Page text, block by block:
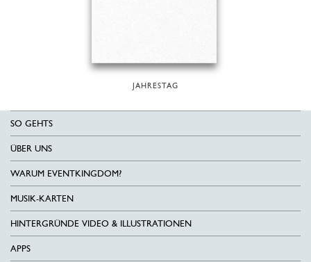
JAHRESTAG
SO GEHTS
ÜBER UNS
WARUM EVENTKINGDOM?
MUSIK-KARTEN
HINTERGRÜNDE VIDEO & ILLUSTRATIONEN
APPS